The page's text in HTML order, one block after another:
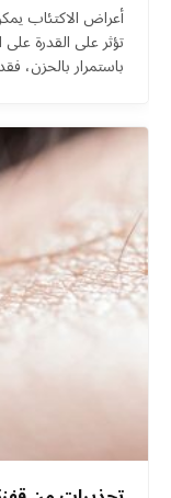
أعراض الاكتئاب
تؤثر على القدرة
باستمرار بالحزن،